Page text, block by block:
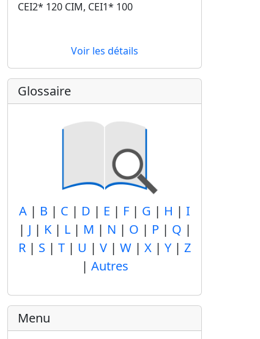
CEI2* 120 CIM, CEI1* 100
Voir les détails
Glossaire
A | B | C | D | E | F | G | H | I
| J | K| L| M | N | O | P | Q |
R | S | T | U | V | W | X | Y | Z
| Autres
Menu